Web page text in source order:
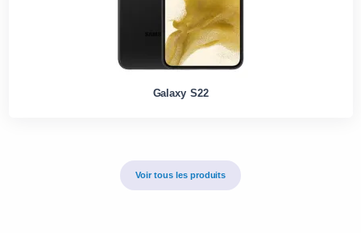
Galaxy S22
Voir tous les produits